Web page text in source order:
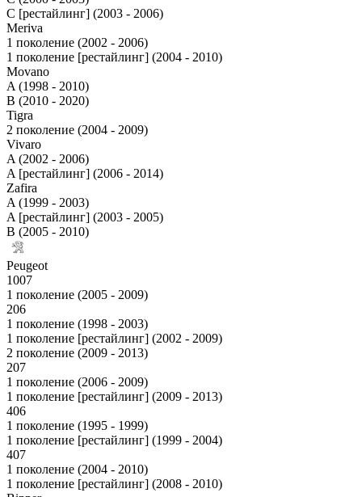
C [рестайлинг] (2003 - 2006)
Meriva
1 поколение (2002 - 2006)
1 поколение [рестайлинг] (2004 - 2010)
Movano
A (1998 - 2010)
B (2010 - 2020)
Tigra
2 поколение (2004 - 2009)
Vivaro
A (2002 - 2006)
A [рестайлинг] (2006 - 2014)
Zafira
A (1999 - 2003)
A [рестайлинг] (2003 - 2005)
B (2005 - 2010)
Peugeot
1007
1 поколение (2005 - 2009)
206
1 поколение (1998 - 2003)
1 поколение [рестайлинг] (2002 - 2009)
2 поколение (2009 - 2013)
207
1 поколение (2006 - 2009)
1 поколение [рестайлинг] (2009 - 2013)
406
1 поколение (1995 - 1999)
1 поколение [рестайлинг] (1999 - 2004)
407
1 поколение (2004 - 2010)
1 поколение [рестайлинг] (2008 - 2010)